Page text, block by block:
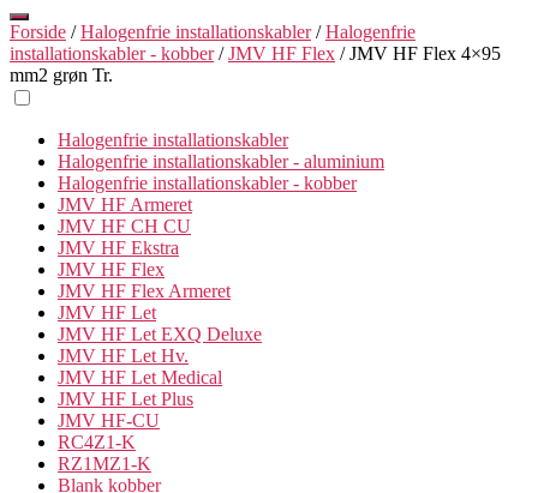
Forside /Halogenfrie installationskabler/Halogenfrie
installationskabler - kobber/JMV HF Flex / JMV HF Flex 4×95
mm2 grøn Tr.
Halogenfrie installationskabler
Halogenfrie installationskabler - aluminium
Halogenfrie installationskabler - kobber
JMV HF Armeret
JMV HF CH CU
JMV HF Ekstra
JMV HF Flex
JMV HF Flex Armeret
JMV HF Let
JMV HF Let EXQ Deluxe
JMV HF Let Hv.
JMV HF Let Medical
JMV HF Let Plus
JMV HF-CU
RC4Z1-K
RZ1MZ1-K
Blank kobber